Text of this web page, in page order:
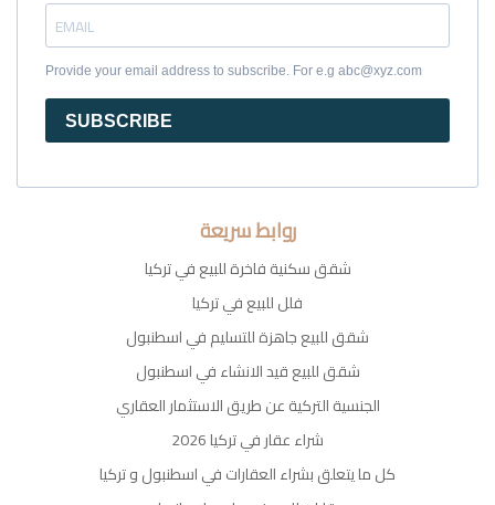
Provide your email address to subscribe. For e.g abc@xyz.com
SUBSCRIBE
روابط سريعة
شقق سكنية فاخرة للبيع في تركيا
فلل للبيع في تركيا
شقق للبيع جاهزة للتسليم في اسطنبول
شقق للبيع قيد الانشاء في اسطنبول
الجنسية التركية عن طريق الاستثمار العقاري
شراء عقار في تركيا 2026
كل ما يتعلق بشراء العقارات في اسطنبول و تركيا